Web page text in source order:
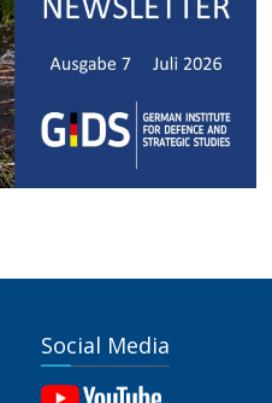
Social Media